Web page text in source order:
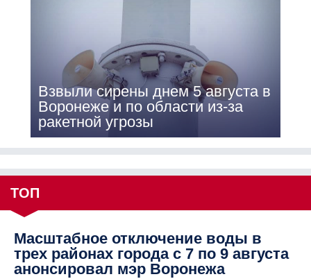
Взвыли сирены днем 5 августа в
Воронеже и по области из-за
ракетной угрозы
ТОП
Масштабное отключение воды в
трех районах города с 7 по 9 августа
анонсировал мэр Воронежа